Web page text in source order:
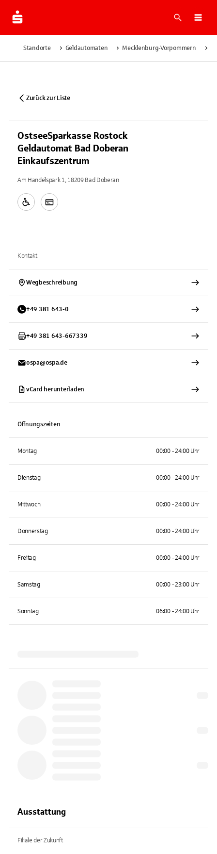
Suche
Standorte Geldautomaten Mecklenburg-Vorpommern
Zurück zur Liste
OstseeSparkasse Rostock
Geldautomat Bad Doberan
Einkaufszentrum
Am Handelspark 1, 18209 Bad Doberan
Kontakt
Wegbeschreibung
+49 381 643-0
+49 381 643-667339
ospa@ospa.de
vCard herunterladen
Öffnungszeiten
Montag 00:00 - 24:00 Uhr
Dienstag 00:00 - 24:00 Uhr
Mittwoch 00:00 - 24:00 Uhr
Donnerstag 00:00 - 24:00 Uhr
Freitag 00:00 - 24:00 Uhr
Samstag 00:00 - 23:00 Uhr
Sonntag 06:00 - 24:00 Uhr
Ausstattung
Filiale der Zukunft